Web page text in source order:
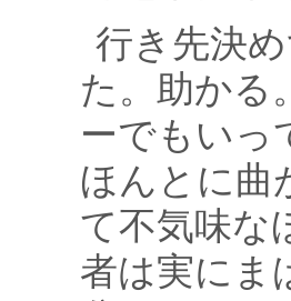
行き先決
た。助かる
ーでもいっ
ほんとに曲
て不気味な
者は実にま